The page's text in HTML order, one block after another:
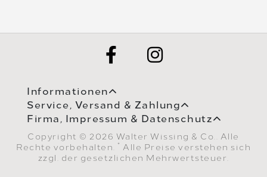
Informationen
Service, Versand & Zahlung
Firma, Impressum & Datenschutz
Copyright © 2026 Walter Wissing & Co.. Alle
Rechte vorbehalten.
* Alle Preise verstehen sich
zzgl. der gesetzlichen Mehrwertsteuer.